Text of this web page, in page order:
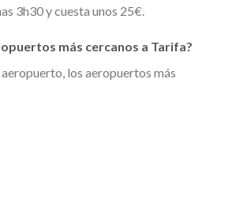
3h30 y cuesta unos 25€.
más cercanos a Tarifa?
los aeropuertos más